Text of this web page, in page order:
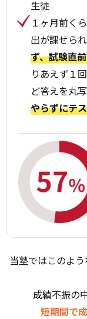
生徒
１ヶ月前く
出が課せら
ず、試験直
りあえず１
ど答えを丸
やらずにテ
当塾ではこのよ
成績不振の
短期間で